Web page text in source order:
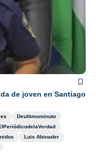
de joven en Santiago
Deultimominuto
Luis Abinader